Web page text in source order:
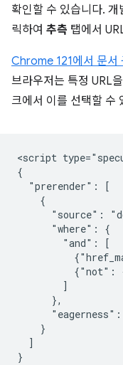
확인할 수 있습니다. 개
릭하여 추측 탭에서
Chrome 121에서 문서
브라우저는 특정 URL
크에서 이를 선택할 수
<script
{
  "prerender": [
    {
"source":
      "where": {
        "and": [
{"not":
        ]
      },
    }
  ]
}